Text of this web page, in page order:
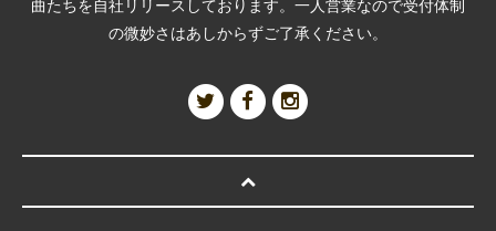
曲たちを自社リリースしております。一人営業なので受付体制
の微妙さはあしからずご了承ください。